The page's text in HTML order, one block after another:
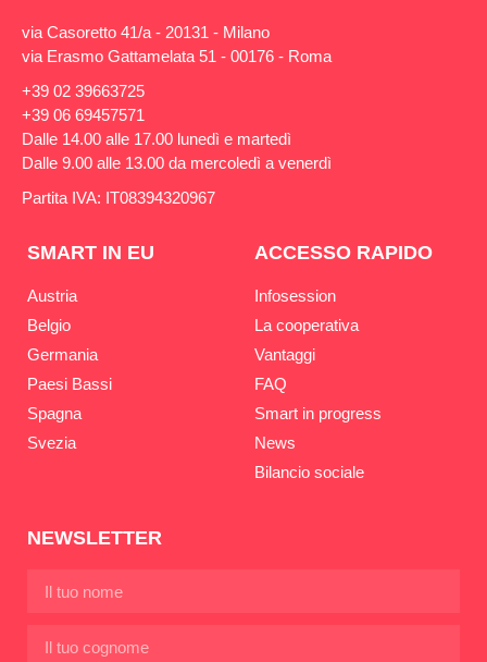
via Casoretto 41/a - 20131 - Milano
via Erasmo Gattamelata 51 - 00176 - Roma
+39 02 39663725
+39 06 69457571
Dalle 14.00 alle 17.00 lunedì e martedì
Dalle 9.00 alle 13.00 da mercoledì a venerdì
Partita IVA: IT08394320967
SMART IN EU
Austria
Belgio
Germania
Paesi Bassi
Spagna
Svezia
ACCESSO RAPIDO
Infosession
La cooperativa
Vantaggi
FAQ
Smart in progress
News
Bilancio sociale
NEWSLETTER